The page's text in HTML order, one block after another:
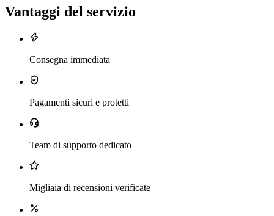
Vantaggi del servizio
Consegna immediata
Pagamenti sicuri e protetti
Team di supporto dedicato
Migliaia di recensioni verificate